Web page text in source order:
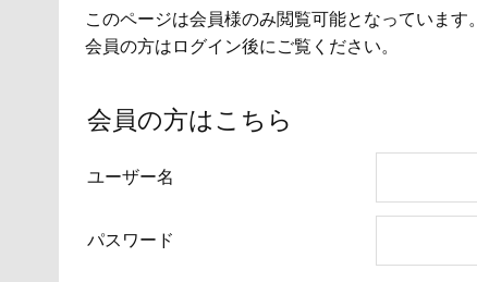
このページは会員様のみ閲覧可能となっています。
会員の方はログイン後にご覧ください。
会員の方はこちら
ユーザー名
パスワード